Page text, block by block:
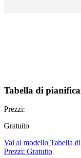
Tabella di
Prezzi:
Gratuito
Vai al modello Tabella
Prezzi: Gratuito